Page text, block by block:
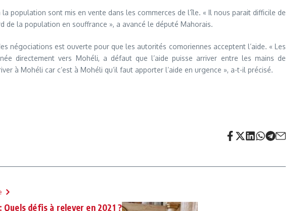
population sont mis en vente dans les commerces de l’île. « Il nous parait difficile de
de la population en souffrance », a avancé le député Mahorais.
négociations est ouverte pour que les autorités comoriennes acceptent l’aide. « Les
directement vers Mohéli, a défaut que l’aide puisse arriver entre les mains de
à Mohéli car c’est à Mohéli qu’il faut apporter l’aide en urgence », a-t-il précisé.
Quels défis à relever en 2021 ?